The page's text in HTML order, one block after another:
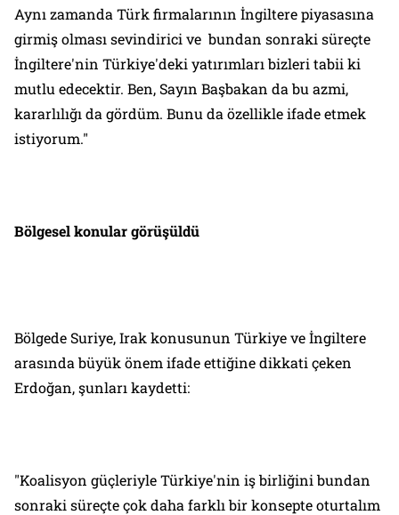
Aynı zamanda Türk firmalarının İngiltere piyasasına
girmiş olması sevindirici ve bundan sonraki süreçte
İngiltere'nin Türkiye'deki yatırımları bizleri tabii ki
mutlu edecektir. Ben, Sayın Başbakan da bu azmi,
kararlılığı da gördüm. Bunu da özellikle ifade etmek
istiyorum."
Bölgesel konular görüşüldü
Bölgede Suriye, Irak konusunun Türkiye ve İngiltere
arasında büyük önem ifade ettiğine dikkati çeken
Erdoğan, şunları kaydetti:
"Koalisyon güçleriyle Türkiye'nin iş birliğini bundan
sonraki süreçte çok daha farklı bir konsepte oturtalım